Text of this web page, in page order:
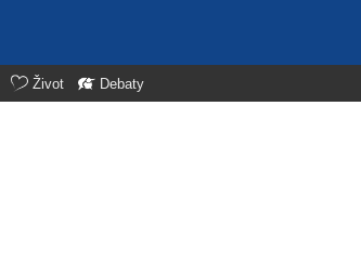
Život Debaty